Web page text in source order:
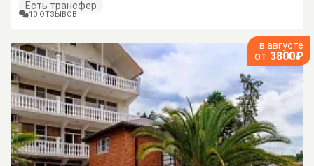
Есть трансфер
10 ОТЗЫВОВ
в августе
от 3800₽